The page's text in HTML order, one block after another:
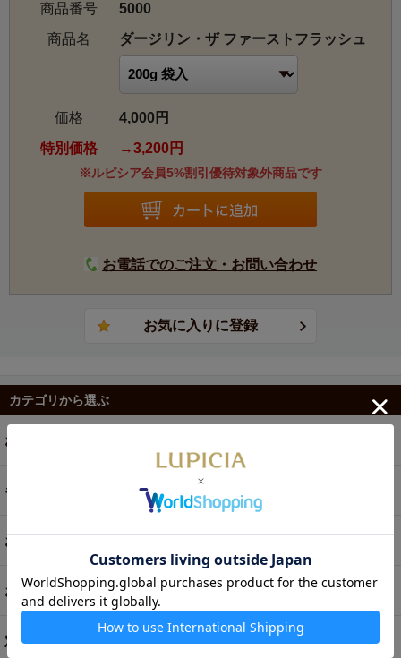
商品番号
5000
商品名
ダージリン・ザ ファーストフラッシュ
価格
4,000円
特別価格
3,200円
※ルピシア会員5%割引優待対象外商品です
お電話でのご注文・お問い合わせ
カテゴリから選ぶ
お茶
ギフト
お菓子・食品・飲料
お買い得商品
定期便